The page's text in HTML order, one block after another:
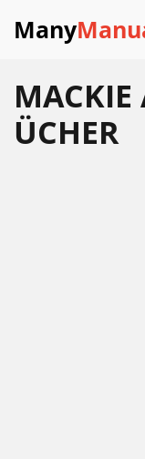
Many
MACKIE
ÜCHER